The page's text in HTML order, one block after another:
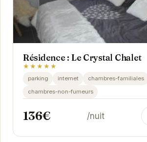
Résidence : Le Crystal Chalet
★★★★★
parking internet chambres-familiales
chambres-non-fumeurs
136€ /nuit